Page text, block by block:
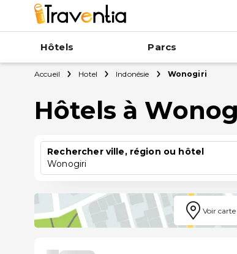
Hôtels Parcs
Accueil Hotel Indonésie Wonogiri
Hôtels à
Rechercher ville, région ou hôtel
Wonogiri
Voir carte